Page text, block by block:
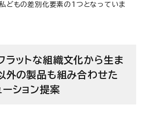
私どもの差別化要素の1つとなっていま
ラットな組織文化から生ま
外の製品も組み合わせた
ション提案